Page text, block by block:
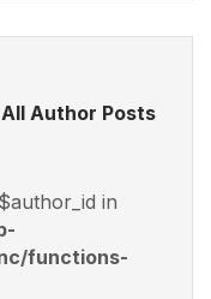
All Author Posts
in
functions-